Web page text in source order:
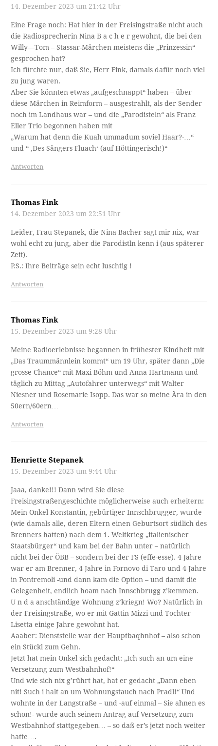
14. Dezember 2023 um 21:42 Uhr
Eine Frage noch: Hat hier in der Freisingstraße nicht auch
die Radiosprecherin Nina B a c h e r gewohnt, die bei den
Willy—Tom – Stassar-Märchen meistens die „Prinzessin“
gesprochen hat?
Ich fürchte nur, daß Sie, Herr Fink, damals dafür noch viel
zu jung waren.
Aber Sie könnten etwas „aufgeschnappt“ haben – über
diese Märchen in Reimform – ausgestrahlt, als der Sender
noch im Landhaus war – und die „Parodisteln“ als Franz
Eller Trio begonnen haben mit
„Warum hat denn die Kuah ummadum soviel Haar?-…“
und “ ‚Des Sängers Fluach‘ (auf Höttingerisch!)“
Antworten
Thomas Fink
14. Dezember 2023 um 22:51 Uhr
Leider, Frau Stepanek, die Nina Bacher sagt mir nix, war
wohl echt zu jung, aber die Parodistln kenn i (aus späterer
Zeit).
P.S.: Ihre Beiträge sein echt luschtig !
Antworten
Thomas Fink
15. Dezember 2023 um 9:28 Uhr
Meine Radioerlebnisse begannen in frühester Kindheit mit
„Das Traummännlein kommt“ um 19 Uhr, später dann „Die
grosse Chance“ mit Maxi Böhm und Anna Hartmann und
täglich zu Mittag „Autofahrer unterwegs“ mit Walter
Niesner und Rosemarie Isopp. Das war so meine Ära in den
50ern/60ern…
Antworten
Henriette Stepanek
15. Dezember 2023 um 9:44 Uhr
Jaaa, danke!!! Dann wird Sie diese
Freisingstraßengeschichte möglicherweise auch erheitern:
Mein Onkel Konstantin, gebürtiger Innschbrugger, wurde
(wie damals alle, deren Eltern einen Geburtsort südlich des
Brenners hatten) nach dem 1. Weltkrieg „italienischer
Staatsbürger“ und kam bei der Bahn unter – natürlich
nicht bei der ÖBB – sondern bei der FS (effe-esse). 4 Jahre
war er am Brenner, 4 Jahre in Fornovo di Taro und 4 Jahre
in Pontremoli -und dann kam die Option – und damit die
Gelegenheit, endlich hoam nach Innschbrugg z’kemmen.
U n d a anschtändige Wohnung z’kriegn! Wo? Natürlich in
der Freisingstraße, wo er mit Gattin Mizzi und Tochter
Lisetta einige Jahre gewohnt hat.
Aaaber: Dienststelle war der Hauptbaqhnhof – also schon
ein Stückl zum Gehn.
Jetzt hat mein Onkel sich gedacht: „Ich such an um eine
Versetzung zum Westbahnhof!“
Und wie sich nix g’rührt hat, hat er gedacht „Dann eben
nit! Such i halt an um Wohnungstauch nach Pradl!“ Und
wohnte in der Langstraße – und -auf einmal – Sie ahnen es
schon!- wurde auch seinem Antrag auf Versetzung zum
Westbahnhof stattgegeben… – so daß er’s jetzt noch weiter
hatte….